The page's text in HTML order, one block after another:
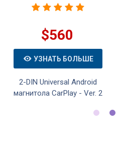
$560
УЗНАТЬ БОЛЬШЕ
2-DIN Universal Android
магнитола CarPlay - Ver. 2